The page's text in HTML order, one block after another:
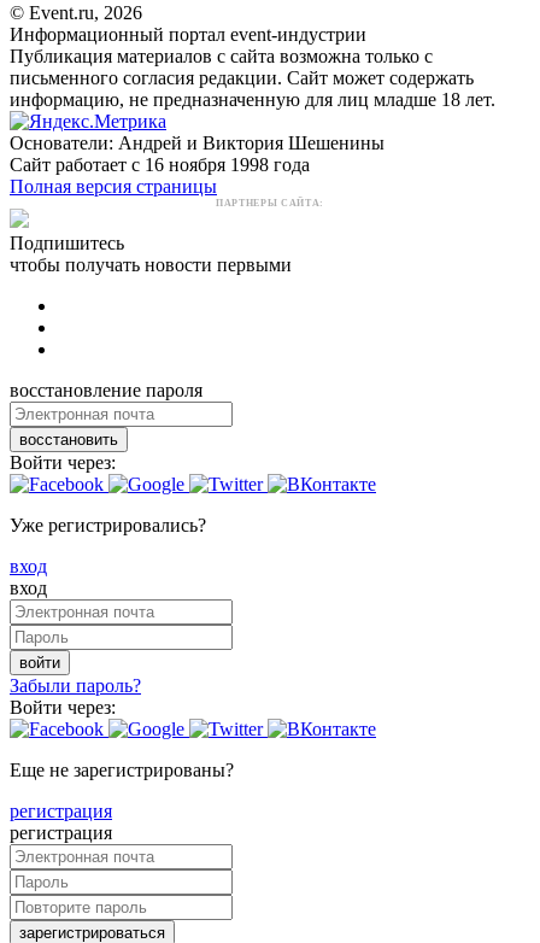
© Event.ru, 2026
Информационный портал event-индустрии
Публикация материалов с сайта возможна только с
письменного согласия редакции. Сайт может содержать
информацию, не предназначенную для лиц младше 18 лет.
Основатели: Андрей и Виктория Шешенины
Сайт работает с 16 ноября 1998 года
Полная версия страницы
ПАРТНЕРЫ САЙТА:
Подпишитесь
чтобы получать новости первыми
восстановление пароля
восстановить
Войти через:
Уже регистрировались?
вход
вход
войти
Забыли пароль?
Войти через:
Еще не зарегистрированы?
регистрация
регистрация
зарегистрироваться